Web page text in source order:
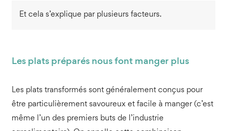
Et cela s’explique par plusieurs facteurs.
Les plats préparés nous font manger plus
Les plats transformés sont généralement conçus pour
être particulièrement savoureux et facile à manger (c’est
même l’un des premiers buts de l’industrie